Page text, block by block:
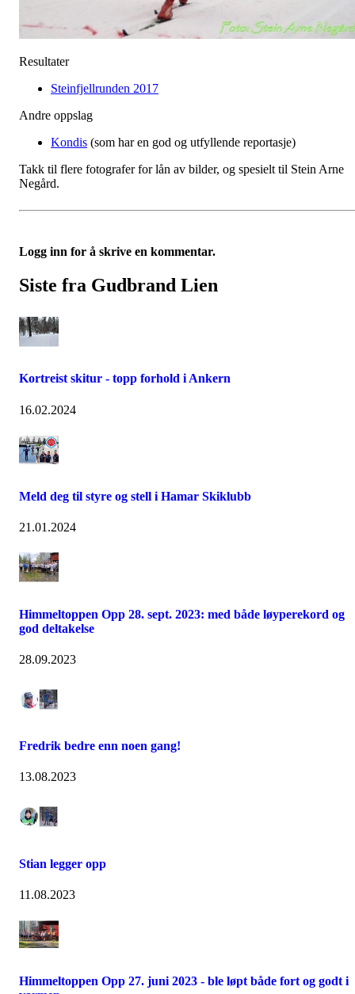
Resultater
Steinfjellrunden 2017
Andre oppslag
Kondis (som har en god og utfyllende reportasje)
Takk til flere fotografer for lån av bilder, og spesielt til Stein Arne
Negård.
Logg inn for å skrive en kommentar.
Siste fra Gudbrand Lien
Kortreist skitur - topp forhold i Ankern
16.02.2024
Meld deg til styre og stell i Hamar Skiklubb
21.01.2024
Himmeltoppen Opp 28. sept. 2023: med både løyperekord og
god deltakelse
28.09.2023
Fredrik bedre enn noen gang!
13.08.2023
Stian legger opp
11.08.2023
Himmeltoppen Opp 27. juni 2023 - ble løpt både fort og godt i